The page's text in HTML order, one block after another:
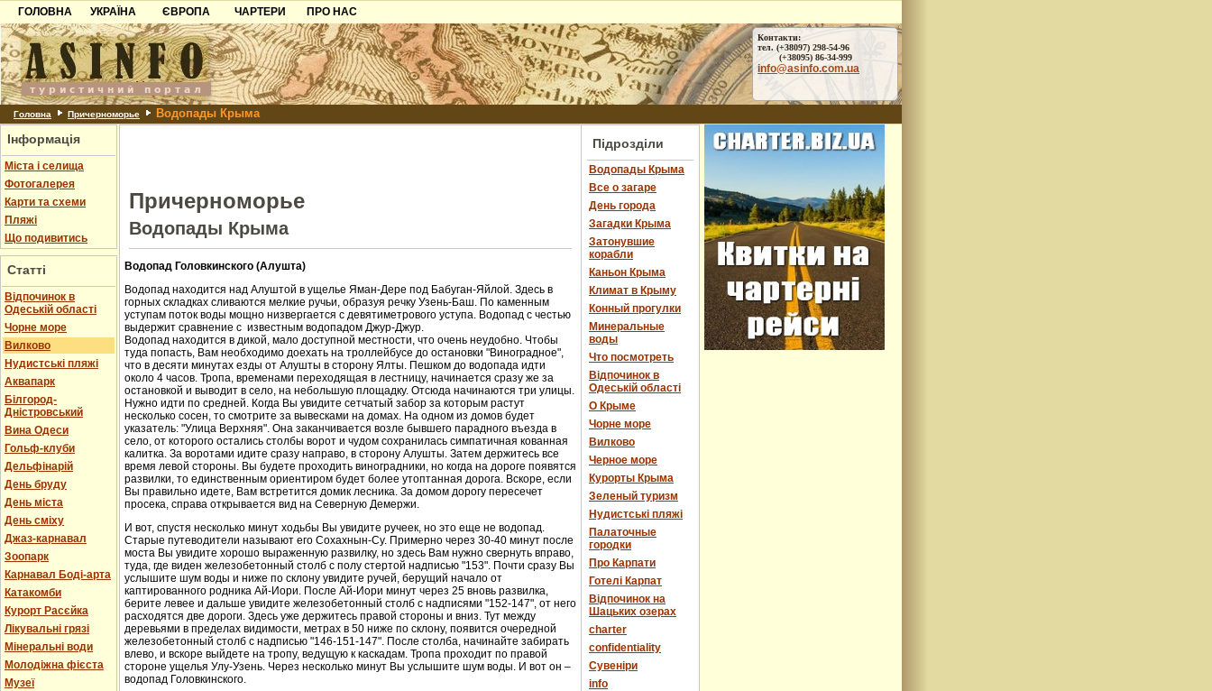
ГОЛОВНА
УКРАЇНА
Карпати
Азов
Причорноморря
Шацьк
ЄВРОПА
Чорногорія
Хорватія
Болгарія
Албанія
ЧАРТЕРИ
ПРО НАС
Контакти
Партнерам
Додати готель
Контакти:
тел. (+38097) 298-54-96
(+38095) 86-34-999
info@asinfo.com.ua
Головна Причерноморье Водопады Крыма
Інформація
Міста і селища
Фотогалерея
Карти та схеми
Пляжі
Що подивитись
Статті
Відпочинок в
Одеській області
Чорне море
Вилково
Нудистські пляжі
Аквапарк
Білгород-
Дністровський
Вина Одеси
Гольф-клуби
Дельфінарій
День бруду
День міста
День сміху
Джаз-карнавал
Зоопарк
Карнавал Боді-арта
Катакомби
Курорт Расєйка
Лікувальні грязі
Мінеральні води
Молодіжна фієста
Музеї
Причерноморье
Водопады Крыма
Водопад Головкинского (Алушта)
Водопад находится над Алуштой в ущелье Яман-Дере под Бабуган-Яйлой. Здесь в
горных складках сливаются мелкие ручьи, образуя речку Узень-Баш. По каменным
уступам поток воды мощно низвергается с девятиметрового уступа. Водопад с честью
выдержит сравнение с известным водопадом Джур-Джур.
Водопад находится в дикой, мало доступной местности, что очень неудобно. Чтобы
туда попасть, Вам необходимо доехать на троллейбусе до остановки "Виноградное",
что в десяти минутах езды от Алушты в сторону Ялты. Пешком до водопада идти
около 4 часов. Тропа, временами переходящая в лестницу, начинается сразу же за
остановкой и выводит в село, на небольшую площадку. Отсюда начинаются три улицы.
Нужно идти по средней. Когда Вы увидите сетчатый забор за которым растут
несколько сосен, то смотрите за вывесками на домах. На одном из домов будет
указатель: "Улица Верхняя". Она заканчивается возле бывшего парадного въезда в
село, от которого остались столбы ворот и чудом сохранилась симпатичная кованная
калитка. За воротами идите сразу направо, в сторону Алушты. Затем держитесь все
время левой стороны. Вы будете проходить виноградники, но когда на дороге появятся
развилки, то единственным ориентиром будет более утоптанная дорога. Вскоре, если
Вы правильно идете, Вам встретится домик лесника. За домом дорогу пересечет
просека, справа открывается вид на Северную Демержи.
И вот, спустя несколько минут ходьбы Вы увидите ручеек, но это еще не водопад.
Старые путеводители называют его Сохахнын-Су. Примерно через 30-40 минут после
моста Вы увидите хорошо выраженную развилку, но здесь Вам нужно свернуть вправо,
туда, где виден железобетонный столб с полу стертой надписью "153". Почти сразу Вы
услышите шум воды и ниже по склону увидите ручей, берущий начало от
каптированного родника Ай-Иори. После Ай-Иори минут через 25 вновь развилка,
берите левее и дальше увидите железобетонный столб с надписями "152-147", от него
расходятся две дороги. Здесь уже держитесь правой стороны и вниз. Тут между
деревьями в пределах видимости, метрах в 50 ниже по склону, появится очередной
железобетонный столб с надписью "146-151-147". После столба, начинайте забирать
влево, и вскоре выйдете на тропу, ведущую к каскадам. Тропа проходит по правой
стороне ущелья Улу-Узень. Через несколько минут Вы услышите шум воды. И вот он –
водопад Головкинского.
Підрозділи
Водопады Крыма
Все о загаре
День города
Загадки Крыма
Затонувшие
корабли
Каньон Крыма
Климат в Крыму
Конный прогулки
Минеральные
воды
Что посмотреть
Відпочинок в
Одеській області
О Крыме
Чорне море
Вилково
Черное море
Курорты Крыма
Зеленый туризм
Нудистські пляжі
Палаточные
городки
Про Карпати
Готелі Карпат
Відпочинок на
Шацьких озерах
charter
confidentiality
Cувеніри
info